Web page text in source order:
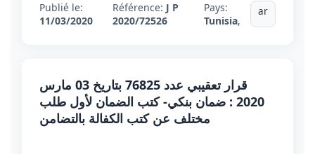
Publié le:
11/03/2020
Référence: J P
2020/72526
Pays:
Tunisia,
ar
قرار تعقيبي عدد 76825 بتاريخ 03 مارس
2020 : ضمان بنكي- كتب الضمان لأول طلب
مختلف عن كتب الكفالة بالتضامن